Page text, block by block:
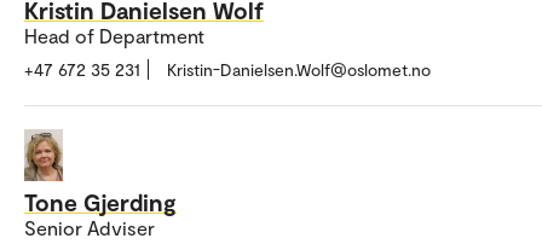
Kristin Danielsen Wolf
Head of Department
+47 672 35 231 Kristin-Danielsen.Wolf@oslomet.no
Tone Gjerding
Senior Adviser